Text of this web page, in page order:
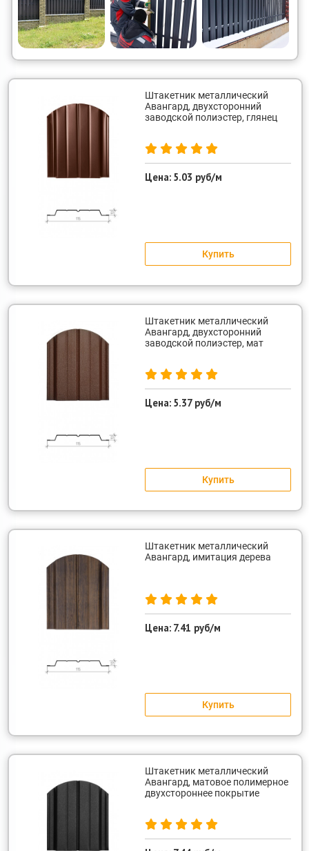
Штакетник металлический
Авангард, двухсторонний
заводской полиэстер, глянец
Цена: 5.03 руб/м
Купить
Штакетник металлический
Авангард, двухсторонний
заводской полиэстер, мат
Цена: 5.37 руб/м
Купить
Штакетник металлический
Авангард, имитация дерева
Цена: 7.41 руб/м
Купить
Штакетник металлический
Авангард, матовое полимерное
двухстороннее покрытие